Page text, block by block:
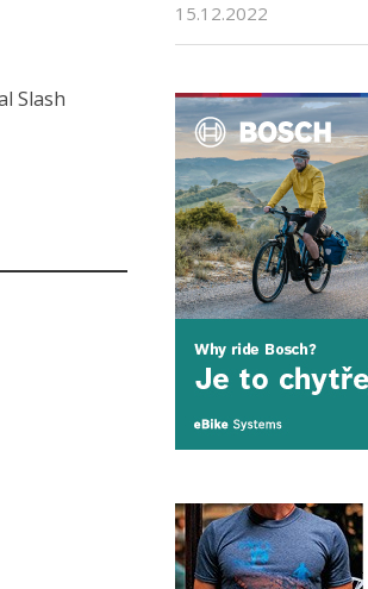
Slash
15.12.2022